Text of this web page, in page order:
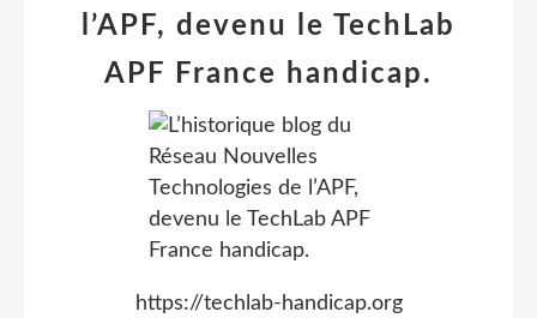
l’APF, devenu le TechLab
APF France handicap.
https://techlab-handicap.org